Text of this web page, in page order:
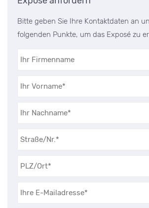
Bitte geben Sie Ihre Kontaktdaten an
folgenden Punkte, um das Exposé zu